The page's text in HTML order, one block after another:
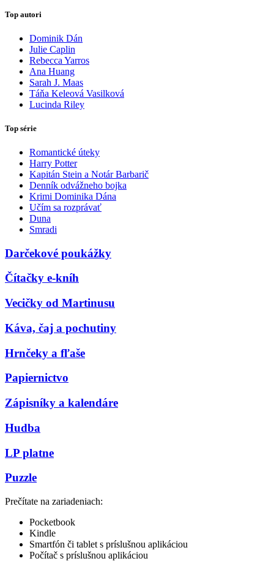
Top autori
Dominik Dán
Julie Caplin
Rebecca Yarros
Ana Huang
Sarah J. Maas
Táňa Keleová Vasilková
Lucinda Riley
Top série
Romantické úteky
Harry Potter
Kapitán Stein a Notár Barbarič
Denník odvážneho bojka
Krimi Dominika Dána
Učím sa rozprávať
Duna
Smradi
Darčekové poukážky
Čítačky e-kníh
Vecičky od Martinusu
Káva, čaj a pochutiny
Hrnčeky a fľaše
Papiernictvo
Zápisníky a kalendáre
Hudba
LP platne
Puzzle
Prečítate na zariadeniach:
Pocketbook
Kindle
Smartfón či tablet s príslušnou aplikáciou
Počítač s príslušnou aplikáciou